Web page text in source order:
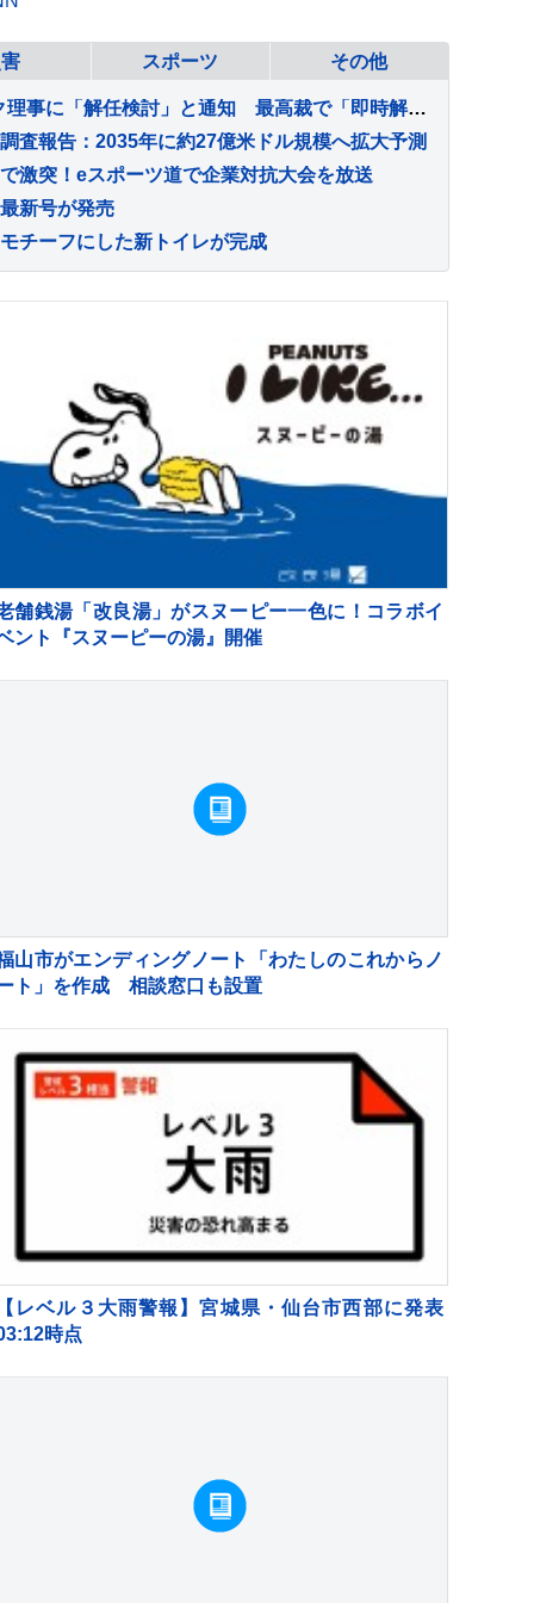
スポーツ その他
トランプ大統領 FRBクック理事に「解任検討」と通知 最高裁で「即時解任無効」判断受けるも改めて解任図る
査報告：2035年に約27億米ドル規模へ拡大予測
激突！eスポーツ道で企業対抗大会を放送
新号が発売
チーフにした新トイレが完成
舗銭湯「改良湯」がスヌーピー一色に！コラボイ
ント『スヌーピーの湯』開催
山市がエンディングノート「わたしのこれからノ
ト」を作成 相談窓口も設置
レベル３大雨警報】宮城県・仙台市西部に発表
時点